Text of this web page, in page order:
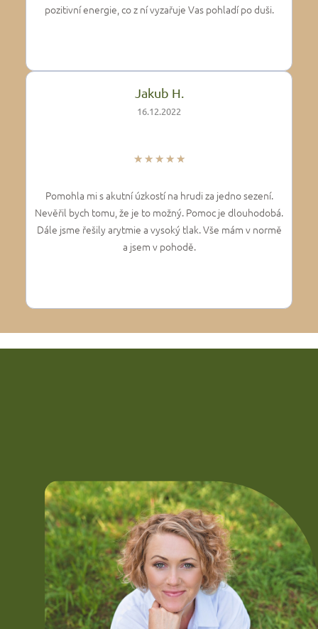
pozitivní energie, co z ní vyzařuje Vas pohladí po duši.
Jakub H.
16.12.2022
★ ★ ★ ★ ★
Pomohla mi s akutní úzkostí na hrudi za jedno sezení.
Nevěřil bych tomu, že je to možný. Pomoc je dlouhodobá.
Dále jsme řešily arytmie a vysoký tlak. Vše mám v normě
a jsem v pohodě.